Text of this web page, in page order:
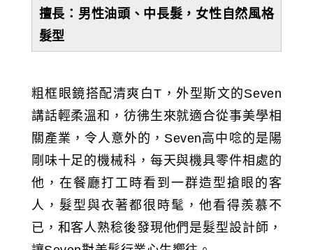
擅長：男性油頭、中長髮，女性自然風格
髮型
粗框眼鏡搭配清爽白T，外型斯文的Seven
講話輕柔溫和，彷彿生來就適合從事美學相
關產業，令人意外的，Seven高中唸的是陽
剛味十足的機械科，每天與機具零件相處的
他，在餐廳打工時看到一群造型搶眼的客
人，髮型與衣著都很時髦，他看得羨慕不
已，和客人熟稔後發現他們是髮型設計師，